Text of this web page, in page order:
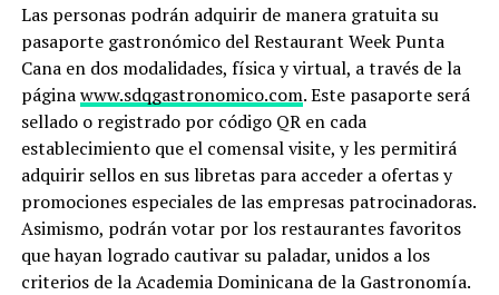
Las personas podrán adquirir de manera gratuita su
pasaporte gastronómico del Restaurant Week Punta
Cana en dos modalidades, física y virtual, a través de la
páginawww.sdqgastronomico.com. Este pasaporte será
sellado o registrado por código QR en cada
establecimiento que el comensal visite, y les permitirá
adquirir sellos en sus libretas para acceder a ofertas y
promociones especiales de las empresas patrocinadoras.
Asimismo, podrán votar por los restaurantes favoritos
que hayan logrado cautivar su paladar, unidos a los
criterios de la Academia Dominicana de la Gastronomía.